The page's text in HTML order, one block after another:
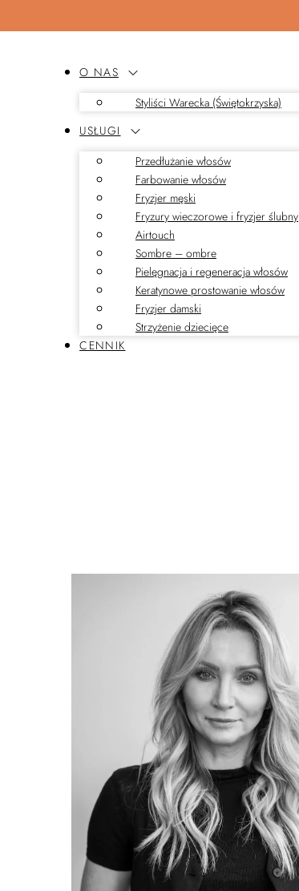
O NAS
Styliści Warecka (Świętokrzyska)
USŁUGI
Przedłużanie włosów
Farbowanie włosów
Fryzjer męski
Fryzury wieczorowe i fryzjer ślubny
Airtouch
Sombre – ombre
Pielęgnacja i regeneracja włosów
Keratynowe prostowanie włosów
Fryzjer damski
Strzyżenie dziecięce
CENNIK